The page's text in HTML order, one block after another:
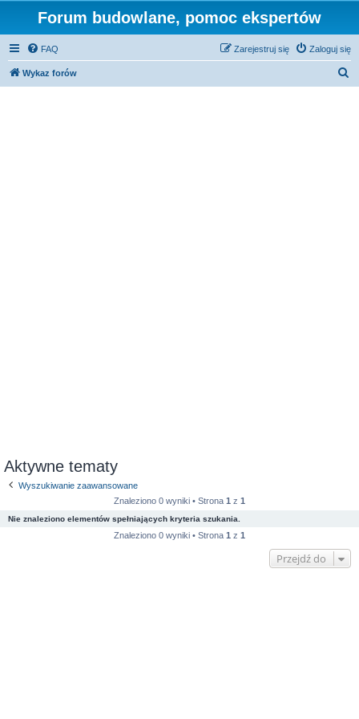
Forum budowlane, pomoc ekspertów
FAQ Zaloguj się
Zarejestruj się
Wykaz forów
Aktywne tematy
Wyszukiwanie zaawansowane
Znaleziono 0 wyniki • Strona 1 z 1
Nie znaleziono elementów spełniających kryteria szukania.
Znaleziono 0 wyniki • Strona 1 z 1
Przejdź do